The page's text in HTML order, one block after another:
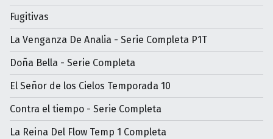
Fugitivas
La Venganza De Analia - Serie Completa P1T
Doña Bella - Serie Completa
El Señor de los Cielos Temporada 10
Contra el tiempo - Serie Completa
La Reina Del Flow Temp 1 Completa